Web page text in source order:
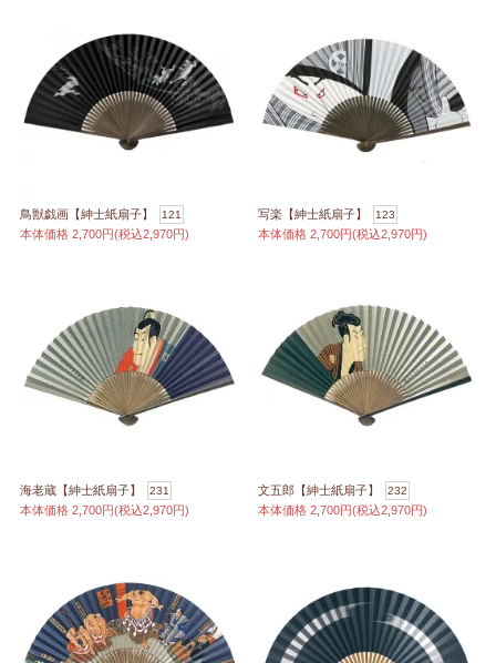
鳥獣戯画【紳士紙扇子】 121
本体価格 2,700円(税込2,970円)
写楽【紳士紙扇子】 123
本体価格 2,700円(税込2,970円)
海老蔵【紳士紙扇子】 231
本体価格 2,700円(税込2,970円)
文五郎【紳士紙扇子】 232
本体価格 2,700円(税込2,970円)